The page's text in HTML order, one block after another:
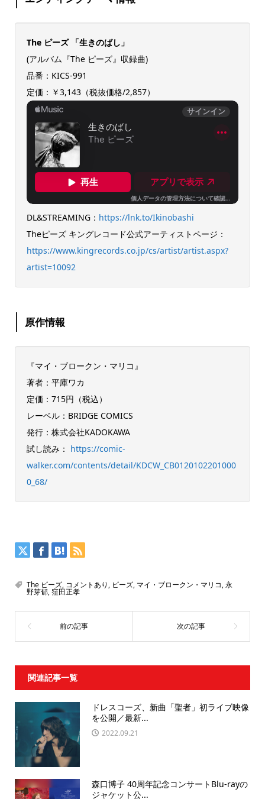
The ピーズ 「生きのばし」
(アルバム『The ピーズ』収録曲)
品番：KICS-991
定価：￥3,143（税抜価格/2,857）
DL&STREAMING： https://lnk.to/Ikinobashi
Theピーズ キングレコード公式アーティストページ：
https://www.kingrecords.co.jp/cs/artist/artist.aspx?
artist=10092
原作情報
『マイ・ブロークン・マリコ』
著者：平庫ワカ
定価：715円（税込）
レーベル：BRIDGE COMICS
発行：株式会社KADOKAWA
試し読み： https://comic-
walker.com/contents/detail/KDCW_CB0120102201000
0_68/
The ピーズ, コメントあり , ピーズ, マイ・ブロークン・マリコ,永
野芽郁,窪田正孝
関連記事一覧
ドレスコーズ、新曲「聖者」初ライブ映像
を公開／最新...
2022.09.21
森口博子 40周年記念コンサートBlu-rayの
ジャケット公...